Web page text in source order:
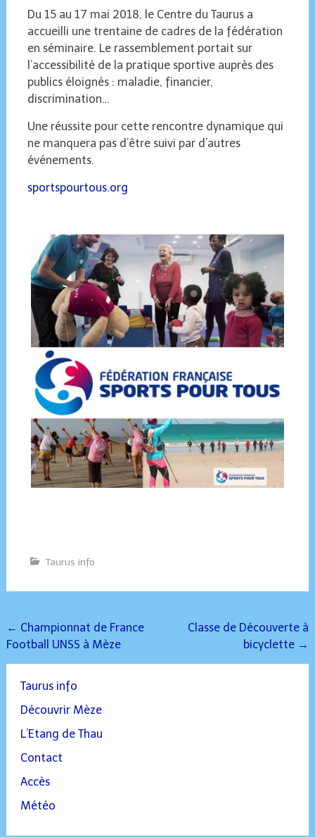
Du 15 au 17 mai 2018, le Centre du Taurus a
accueilli une trentaine de cadres de la fédération
en séminaire. Le rassemblement portait sur
l’accessibilité de la pratique sportive auprès des
publics éloignés : maladie, financier,
discrimination…
Une réussite pour cette rencontre dynamique qui
ne manquera pas d’être suivi par d’autres
événements.
sportspourtous.org
Taurus info
Post
navigation
← Championnat de France
Football UNSS à Mèze
Classe de Découverte à
bicyclette →
Taurus info
Découvrir Mèze
L’Etang de Thau
Contact
Accès
Météo